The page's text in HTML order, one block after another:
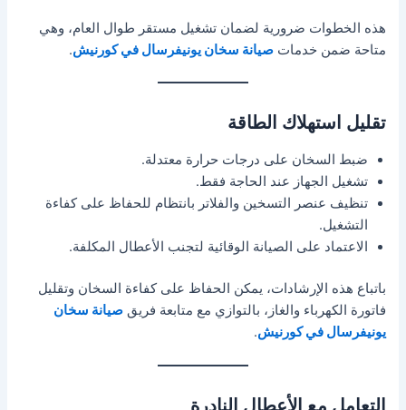
هذه الخطوات ضرورية لضمان تشغيل مستقر طوال العام، وهي
متاحة ضمن خدماتصيانة سخان يونيفرسال في كورنيش.
تقليل استهلاك الطاقة
ضبط السخان على درجات حرارة معتدلة.
تشغيل الجهاز عند الحاجة فقط.
تنظيف عنصر التسخين والفلاتر بانتظام للحفاظ على كفاءة
التشغيل.
الاعتماد على الصيانة الوقائية لتجنب الأعطال المكلفة.
باتباع هذه الإرشادات، يمكن الحفاظ على كفاءة السخان وتقليل
فاتورة الكهرباء والغاز، بالتوازي مع متابعة فريقصيانة سخان
يونيفرسال في كورنيش.
التعامل مع الأعطال النادرة